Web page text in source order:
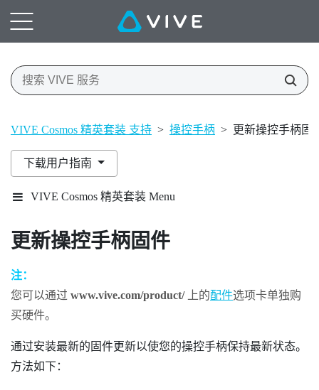
VIVE Cosmos 精英套装 支持 > 操控手柄 > 更新操控手柄固
下载用户指南
VIVE Cosmos 精英套装 Menu
更新操控手柄固件
注：
您可以通过 www.vive.com/product/上的配件选项卡单独购
买硬件。
通过安装最新的固件更新以使您的操控手柄保持最新状态。
方法如下：